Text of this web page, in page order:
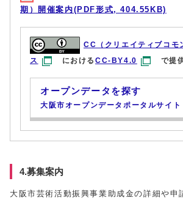
期）開催案内(PDF形式, 404.55KB)
CC（クリエイティブコモ
ス
におけるCC-BY4.0 で提
オープンデータを探す
大阪市オープンデータポータルサイト
4.募集案内
大阪市芸術活動振興事業助成金の詳細や申